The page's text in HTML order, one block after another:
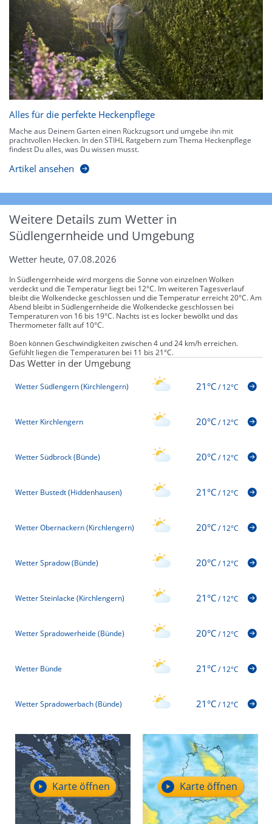
Alles für die perfekte Heckenpflege
Mache aus Deinem Garten einen Rückzugsort und umgebe ihn mit
prachtvollen Hecken. In den STIHL Ratgebern zum Thema Heckenpflege
findest Du alles, was Du wissen musst.
Artikel ansehen
Weitere Details zum Wetter in
Südlengernheide und Umgebung
Wetter heute, 07.08.2026
In Südlengernheide wird morgens die Sonne von einzelnen Wolken
verdeckt und die Temperatur liegt bei 12°C. Im weiteren Tagesverlauf
bleibt die Wolkendecke geschlossen und die Temperatur erreicht 20°C. Am
Abend bleibt in Südlengernheide die Wolkendecke geschlossen bei
Temperaturen von 16 bis 19°C. Nachts ist es locker bewölkt und das
Thermometer fällt auf 10°C.
Böen können Geschwindigkeiten zwischen 4 und 24 km/h erreichen.
Gefühlt liegen die Temperaturen bei 11 bis 21°C.
Das Wetter in der Umgebung
Wetter Südlengern (Kirchlengern) 21°C/12°C
Wetter Kirchlengern 20°C/12°C
Wetter Südbrock (Bünde) 20°C/12°C
Wetter Bustedt (Hiddenhausen) 21°C/12°C
Wetter Obernackern (Kirchlengern) 20°C/12°C
Wetter Spradow (Bünde) 20°C/12°C
Wetter Steinlacke (Kirchlengern) 21°C/12°C
Wetter Spradowerheide (Bünde) 20°C/12°C
Wetter Bünde 21°C/12°C
Wetter Spradowerbach (Bünde) 21°C/12°C
Karte öffnen Karte öffnen